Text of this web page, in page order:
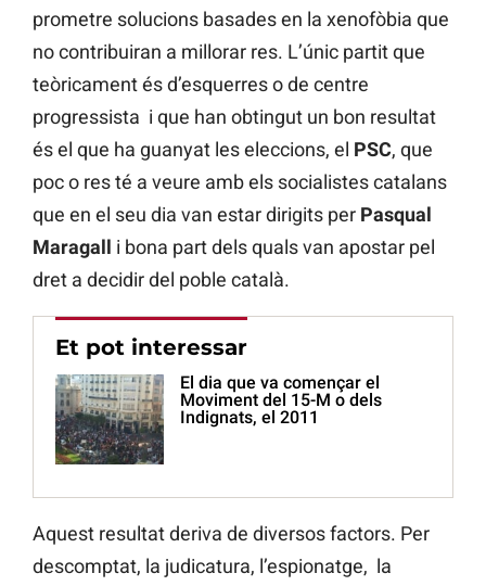
prometre solucions basades en la xenofòbia que
no contribuiran a millorar res. L’únic partit que
teòricament és d’esquerres o de centre
progressista i que han obtingut un bon resultat
és el que ha guanyat les eleccions, el PSC, que
poc o res té a veure amb els socialistes catalans
que en el seu dia van estar dirigits per Pasqual
Maragall i bona part dels quals van apostar pel
dret a decidir del poble català.
Et pot interessar
El dia que va començar el
Moviment del 15-M o dels
Indignats, el 2011
Aquest resultat deriva de diversos factors. Per
descomptat, la judicatura, l’espionatge, la